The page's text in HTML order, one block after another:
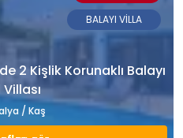
2 Kişlik Korunaklı Balayı
/ Kaş
BALAYI VİLLA